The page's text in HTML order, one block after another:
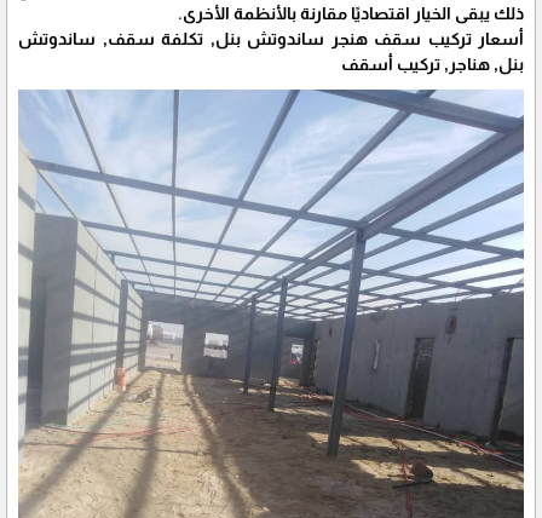
ذلك يبقى الخيار اقتصاديًا مقارنة بالأنظمة الأخرى.
أسعار تركيب سقف هنجر ساندوتش بنل, تكلفة سقف, ساندوتش
بنل, هناجر, تركيب أسقف